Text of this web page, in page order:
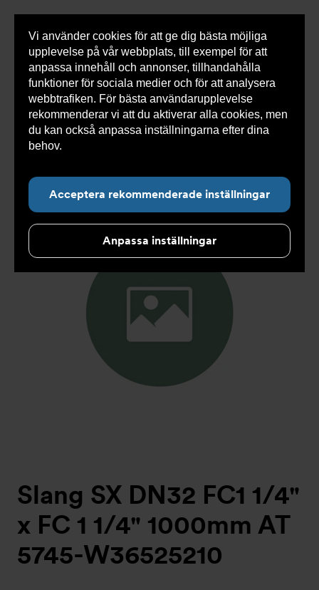
Vi använder cookies för att ge dig bästa möjliga
upplevelse på vår webbplats, till exempel för att
anpassa innehåll och annonser, tillhandahålla
funktioner för sociala medier och för att analysera
webbtrafiken. För bästa användarupplevelse
rekommenderar vi att du aktiverar alla cookies, men
du kan också anpassa inställningarna efter dina
behov.
Acceptera rekommenderade inställningar
Anpassa inställningar
0 varorSnabborder
Du
här:
Armatec > Produkter > Kyla > Slang >
Slang
> Slang SX AT 5745- >
Slang SX DN32 FC1 1/4" x FC
1 1/4" 1000mm AT 5745-W36525210
Slang SX DN32 FC1 1/4"
x FC 1 1/4" 1000mm AT
5745-W36525210